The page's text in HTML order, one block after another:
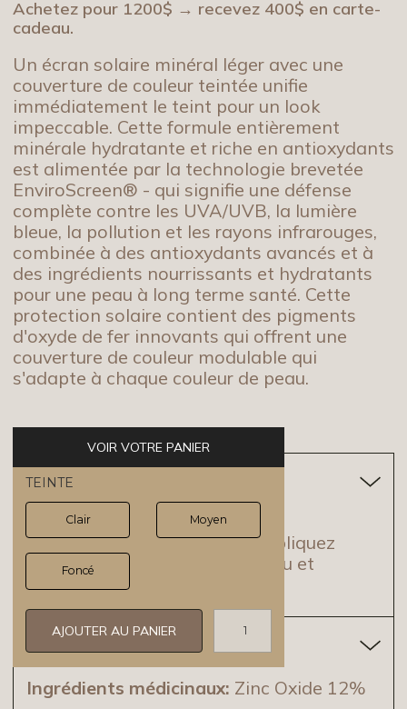
Achetez pour 1200$ → recevez 400$ en carte-
cadeau.
Un écran solaire minéral léger avec une
couverture de couleur teintée unifie
immédiatement le teint pour un look
impeccable. Cette formule entièrement
minérale hydratante et riche en antioxydants
est alimentée par la technologie brevetée
EnviroScreen® - qui signifie une défense
complète contre les UVA/UVB, la lumière
bleue, la pollution et les rayons infrarouges,
combinée à des antioxydants avancés et à
des ingrédients nourrissants et hydratants
pour une peau à long terme santé. Cette
protection solaire contient des pigments
d'oxyde de fer innovants qui offrent une
couverture de couleur modulable qui
s'adapte à chaque couleur de peau.
VOIR VOTRE PANIER
TEINTE
Clair Moyen
Foncé
MODE D'EMPLOI
Bien agiter avant d'utiiser. Appliquez
uniformément sur le visage, cou et
décolleté.
INGRÉDIENTS
Ingrédients médicinaux: Zinc Oxide 12%